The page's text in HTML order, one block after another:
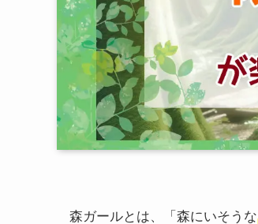
森ガールとは、「森にいそうな